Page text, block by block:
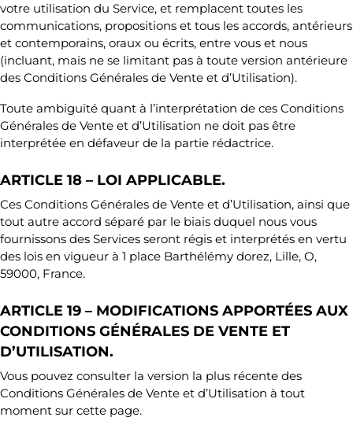
votre utilisation du Service, et remplacent toutes les
communications, propositions et tous les accords, antérieurs
et contemporains, oraux ou écrits, entre vous et nous
(incluant, mais ne se limitant pas à toute version antérieure
des Conditions Générales de Vente et d’Utilisation).
Toute ambiguïté quant à l’interprétation de ces Conditions
Générales de Vente et d’Utilisation ne doit pas être
interprétée en défaveur de la partie rédactrice.
ARTICLE 18 – LOI APPLICABLE.
Ces Conditions Générales de Vente et d’Utilisation, ainsi que
tout autre accord séparé par le biais duquel nous vous
fournissons des Services seront régis et interprétés en vertu
des lois en vigueur à 1 place Barthélémy dorez, Lille, O,
59000, France.
ARTICLE 19 – MODIFICATIONS APPORTÉES AUX
CONDITIONS GÉNÉRALES DE VENTE ET
D’UTILISATION.
Vous pouvez consulter la version la plus récente des
Conditions Générales de Vente et d’Utilisation à tout
moment sur cette page.